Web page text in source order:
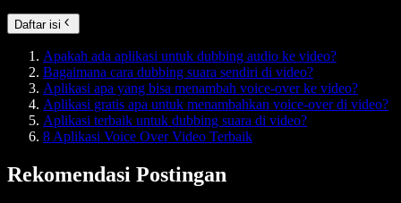
Daftar isi
Apakah ada aplikasi untuk dubbing audio ke video?
Bagaimana cara dubbing suara sendiri di video?
Aplikasi apa yang bisa menambah voice-over ke video?
Aplikasi gratis apa untuk menambahkan voice-over di video?
Aplikasi terbaik untuk dubbing suara di video?
8 Aplikasi Voice Over Video Terbaik
Rekomendasi Postingan